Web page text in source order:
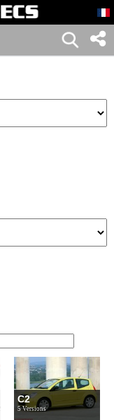
C2
5 Versions